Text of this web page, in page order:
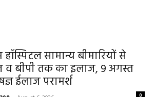
सामान्य बीमारियों से
व बीपी तक का इलाज, 9 अगस्त
ईलाज परामर्श
0